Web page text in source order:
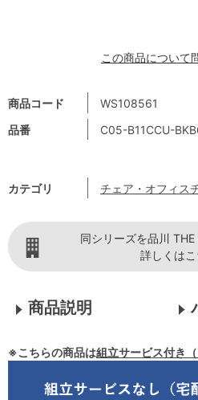
商品コード
WS108561
品番
C05-B11CCU-
カテゴリ チェア・オフィス
この商品について
同シリーズを品川
詳しくはこ
商品説明
※こちらの商品は組立サービス付き（